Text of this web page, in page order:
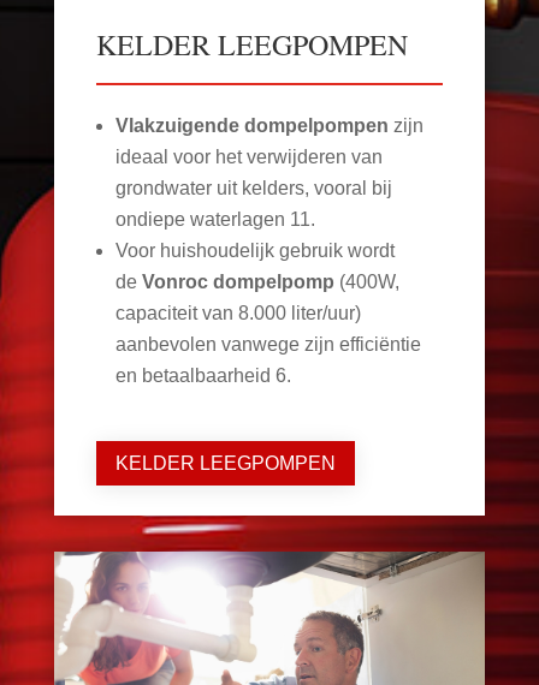
KELDER LEEGPOMPEN
Vlakzuigende dompelpompen zijn
ideaal voor het verwijderen van
grondwater uit kelders, vooral bij
ondiepe waterlagen 11.
Voor huishoudelijk gebruik wordt
de Vonroc dompelpomp (400W,
capaciteit van 8.000 liter/uur)
aanbevolen vanwege zijn efficiëntie
en betaalbaarheid 6.
KELDER LEEGPOMPEN